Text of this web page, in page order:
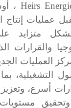
Heirs ،
عمليات إنتاج
متزايد
والقرارات
العمليات
التشغيلية،
أسرع،
وتحقيق